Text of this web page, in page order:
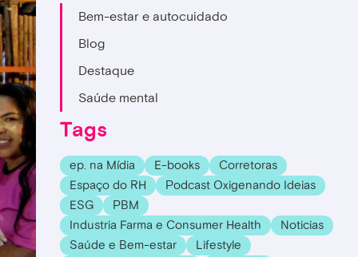
Bem-estar e autocuidado
Blog
Destaque
Saúde mental
Tags
ep. na Mídia E-books
Corretoras
Espaço do RH
Podcast Oxigenando Ideias
ESG
PBM
Industria Farma e Consumer Health
Noticias
Saúde e Bem-estar
Lifestyle